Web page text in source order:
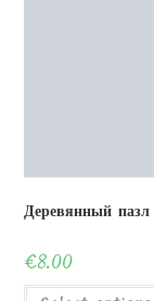
Select options